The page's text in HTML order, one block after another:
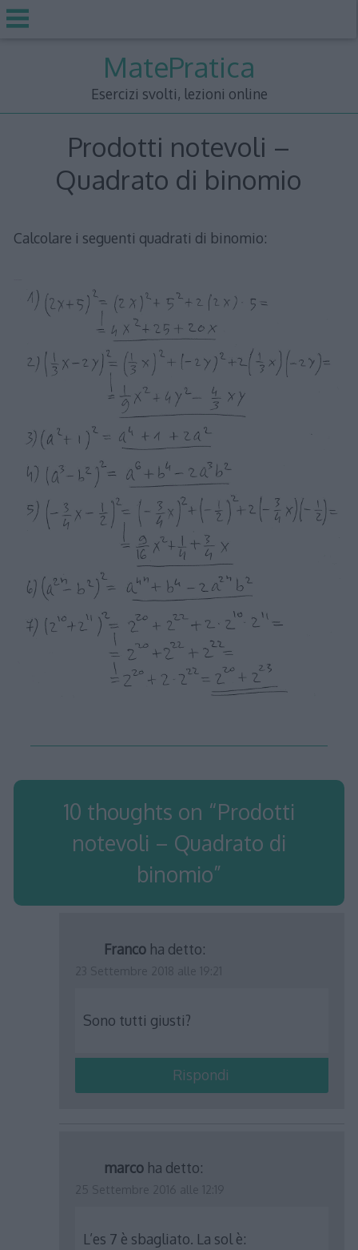
MatePratica
Esercizi svolti, lezioni online
Prodotti notevoli –
Quadrato di binomio
Calcolare i seguenti quadrati di binomio:
10 thoughts on “Prodotti
notevoli – Quadrato di
binomio”
Franco ha detto:
Sono tutti giusti?
Rispondi
marco ha detto:
L’es 7 è sbagliato. La sol è: